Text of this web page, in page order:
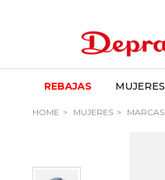
REBAJAS MUJERES
HOME MUJERES MARCAS